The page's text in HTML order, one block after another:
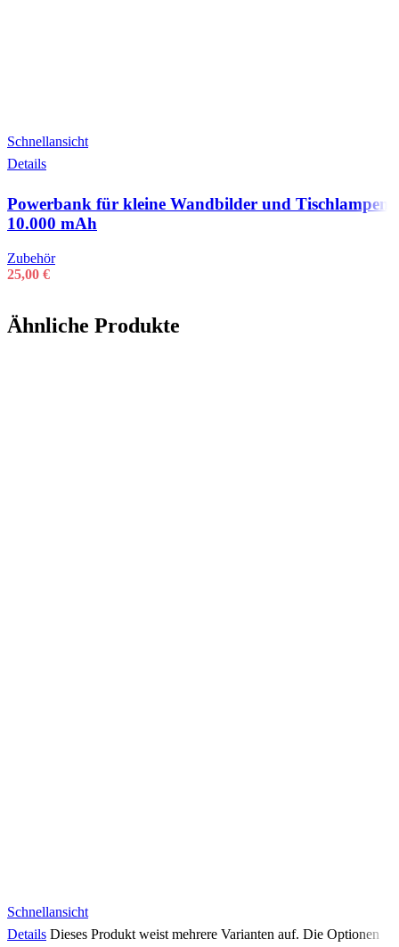
Schnellansicht
Details
Powerbank für kleine Wandbilder und Tischlampen
10.000 mAh
Zubehör
25,00 €
Ähnliche Produkte
Schnellansicht
Details Dieses Produkt weist mehrere Varianten auf. Die Optionen